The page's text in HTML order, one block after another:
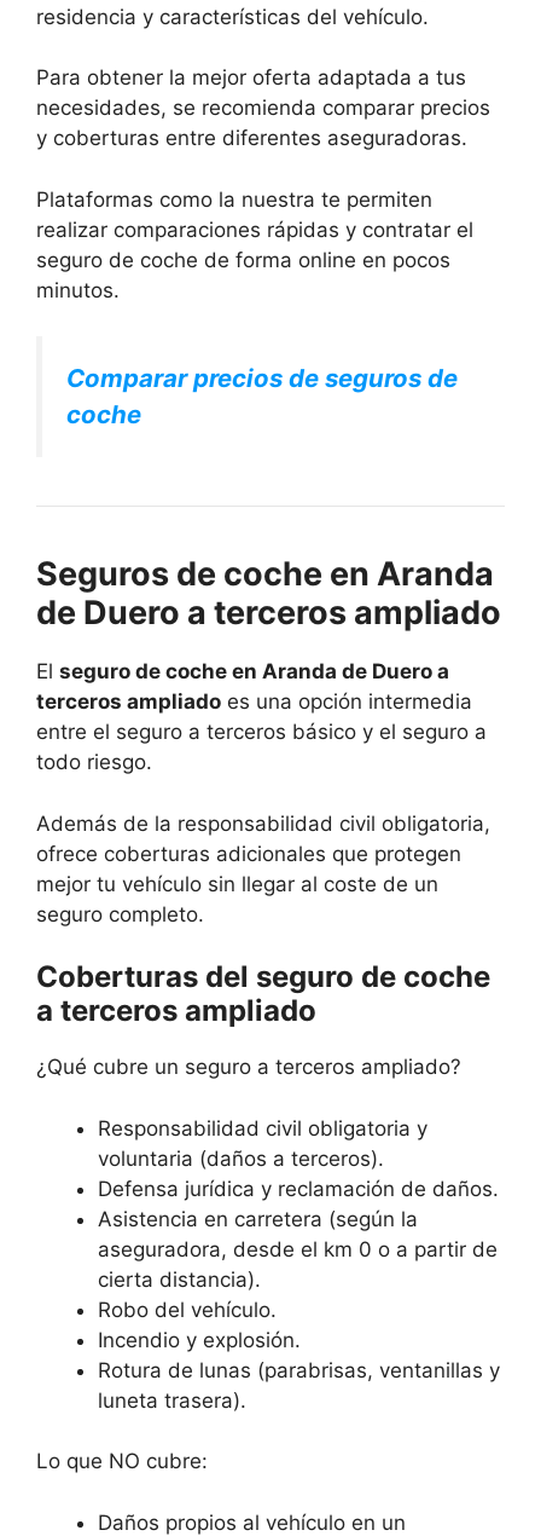
residencia y características del vehículo.
Para obtener la mejor oferta adaptada a tus
necesidades, se recomienda comparar precios
y coberturas entre diferentes aseguradoras.
Plataformas como la nuestra te permiten
realizar comparaciones rápidas y contratar el
seguro de coche de forma online en pocos
minutos.
Comparar precios de seguros de
coche
Seguros de coche en Aranda
de Duero a terceros ampliado
El seguro de coche en Aranda de Duero a
terceros ampliado es una opción intermedia
entre el seguro a terceros básico y el seguro a
todo riesgo.
Además de la responsabilidad civil obligatoria,
ofrece coberturas adicionales que protegen
mejor tu vehículo sin llegar al coste de un
seguro completo.
Coberturas del seguro de coche
a terceros ampliado
¿Qué cubre un seguro a terceros ampliado?
Responsabilidad civil obligatoria y
voluntaria (daños a terceros).
Defensa jurídica y reclamación de daños.
Asistencia en carretera (según la
aseguradora, desde el km 0 o a partir de
cierta distancia).
Robo del vehículo.
Incendio y explosión.
Rotura de lunas (parabrisas, ventanillas y
luneta trasera).
Lo que NO cubre:
Daños propios al vehículo en un